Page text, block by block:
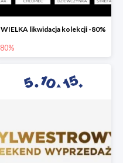
WIELKA likwidacja kolekcji -80%
80%